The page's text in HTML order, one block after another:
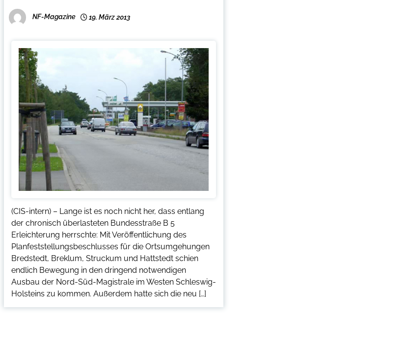
NF-Magazine 19. März 2013
(CIS-intern) – Lange ist es noch nicht her, dass entlang
der chronisch überlasteten Bundesstraße B 5
Erleichterung herrschte: Mit Veröffentlichung des
Planfeststellungsbeschlusses für die Ortsumgehungen
Bredstedt, Breklum, Struckum und Hattstedt schien
endlich Bewegung in den dringend notwendigen
Ausbau der Nord-Süd-Magistrale im Westen Schleswig-
Holsteins zu kommen. Außerdem hatte sich die neu […]